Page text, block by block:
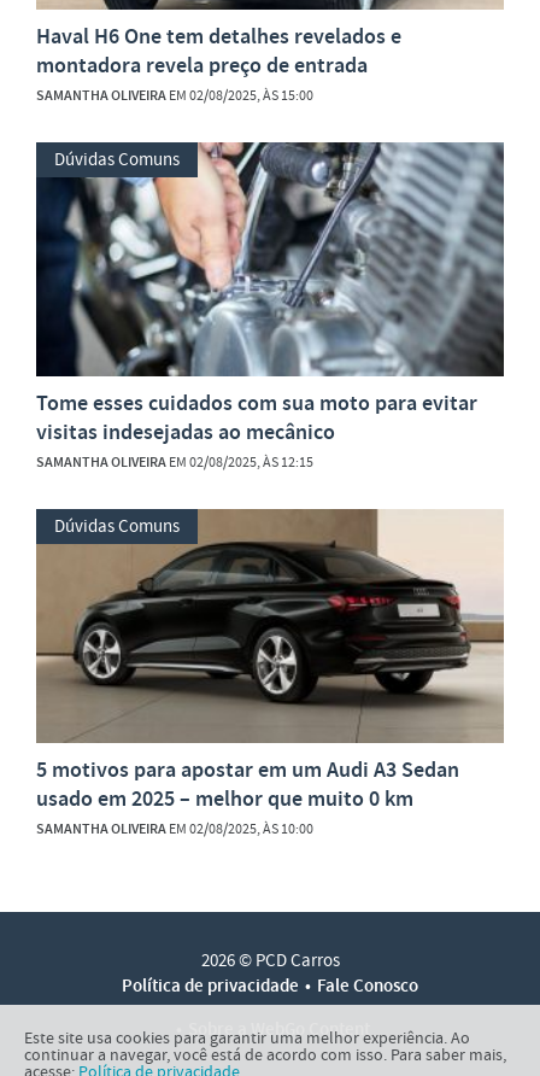
Haval H6 One tem detalhes revelados e
montadora revela preço de entrada
SAMANTHA OLIVEIRAEM 02/08/2025, ÀS 15:00
Dúvidas Comuns
Tome esses cuidados com sua moto para evitar
visitas indesejadas ao mecânico
SAMANTHA OLIVEIRAEM 02/08/2025, ÀS 12:15
Dúvidas Comuns
5 motivos para apostar em um Audi A3 Sedan
usado em 2025 – melhor que muito 0 km
SAMANTHA OLIVEIRAEM 02/08/2025, ÀS 10:00
2026 © PCD Carros
Política de privacidade
Fale Conosco
Sobre a WebGo Content
Este site usa cookies para garantir uma melhor experiência. Ao
continuar a navegar, você está de acordo com isso. Para saber mais,
acesse: Política de privacidade